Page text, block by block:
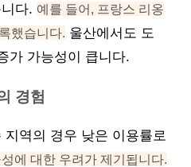
다. 예를 들어, 프랑스 리옹
했습니다. 울산에서도 도
가 가능성이 큽니다.
경험
역의 경우 낮은 이용률로
에 대한 우려가 제기됩니다.